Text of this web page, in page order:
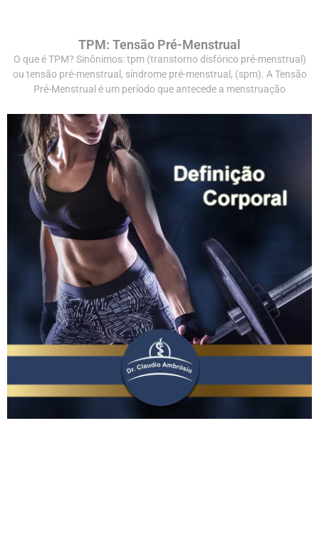
TPM: Tensão Pré-Menstrual
O que é TPM? Sinônimos: tpm (transtorno disfórico pré-menstrual)
ou tensão pré-menstrual, síndrome pré-menstrual, (spm). A Tensão
Pré-Menstrual é um período que antecede a menstruação